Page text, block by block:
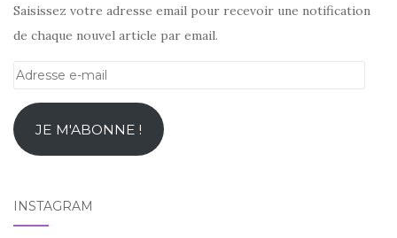
Saisissez votre adresse email pour recevoir une notification
de chaque nouvel article par email.
Adresse
mailJE M'ABONNE !
INSTAGRAM